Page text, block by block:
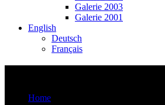
Galerie 2003
Galerie 2001
English
Deutsch
Français
Home